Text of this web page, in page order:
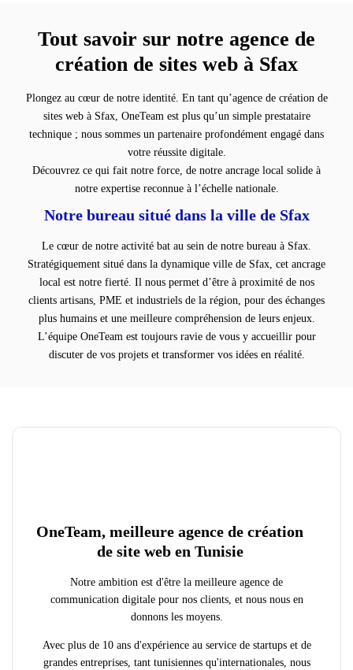
Tout savoir sur notre agence de
création de sites web à Sfax
Plongez au cœur de notre identité. En tant qu’agence de création de
sites web à Sfax, OneTeam est plus qu’un simple prestataire
technique ; nous sommes un partenaire profondément engagé dans
votre réussite digitale.
Découvrez ce qui fait notre force, de notre ancrage local solide à
notre expertise reconnue à l’échelle nationale.
Notre bureau situé dans la ville de Sfax
Le cœur de notre activité bat au sein de notre bureau à Sfax.
Stratégiquement situé dans la dynamique ville de Sfax, cet ancrage
local est notre fierté. Il nous permet d’être à proximité de nos
clients artisans, PME et industriels de la région, pour des échanges
plus humains et une meilleure compréhension de leurs enjeux.
L’équipe OneTeam est toujours ravie de vous y accueillir pour
discuter de vos projets et transformer vos idées en réalité.
OneTeam, meilleure agence de création
de site web en Tunisie
Notre ambition est d'être la meilleure agence de
communication digitale pour nos clients, et nous nous en
donnons les moyens.
Avec plus de 10 ans d'expérience au service de startups et de
grandes entreprises, tant tunisiennes qu'internationales, nous